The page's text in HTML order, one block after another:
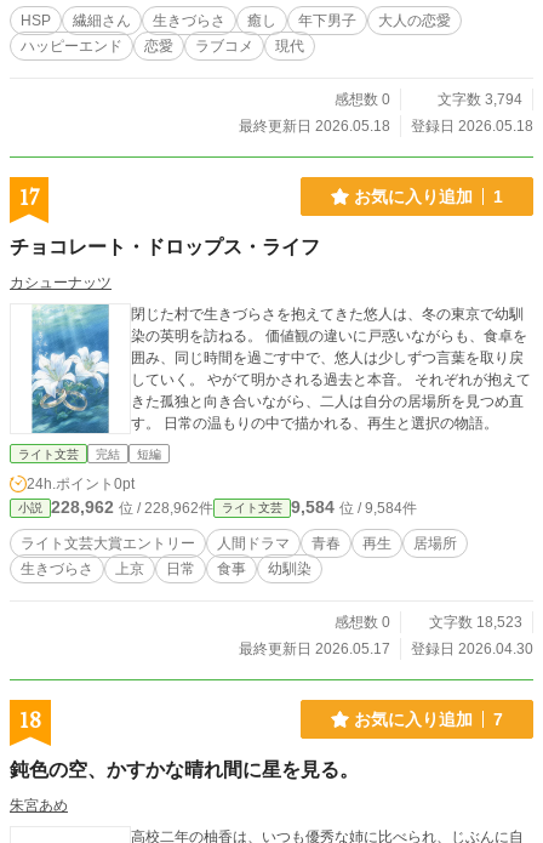
いまま。 それでも、帰れる場所があるだけで、昨日より少しだけ息がしやすく
なる。 頑張りすぎてしまうすべての人へ贈る、静かでやさしい大人のラブスト
ーリー。
HSP 繊細さん 生きづらさ 癒し 年下男子
大人の恋愛
ハッピーエンド
恋愛 ラブコメ 現代
感想数 0
文字数 3,794
最終更新日 2026.05.18
登録日 2026.05.18
17 お気に入り追加 1
チョコレート・ドロップス・ライフ
カシューナッツ
閉じた村で生きづらさを抱えてきた悠人は、冬の東京で幼馴
染の英明を訪ねる。 価値観の違いに戸惑いながらも、食卓を
囲み、同じ時間を過ごす中で、悠人は少しずつ言葉を取り戻
していく。 やがて明かされる過去と本音。 それぞれが抱えて
きた孤独と向き合いながら、二人は自分の居場所を見つめ直
す。 日常の温もりの中で描かれる、再生と選択の物語。
ライト文芸 完結 短編
24h.ポイント 0pt
小説 228,962 位 / 228,962件 ライト文芸 9,584 位 / 9,584件
ライト文芸大賞エントリー 人間ドラマ 青春 再生
居場所
生きづらさ
上京 日常 食事 幼馴染
感想数 0
文字数 18,523
最終更新日 2026.05.17
登録日 2026.04.30
18 お気に入り追加 7
鈍色の空、かすかな晴れ間に星を見る。
朱宮あめ
高校二年の柚香は、いつも優秀な姉に比べられ、じぶんに自